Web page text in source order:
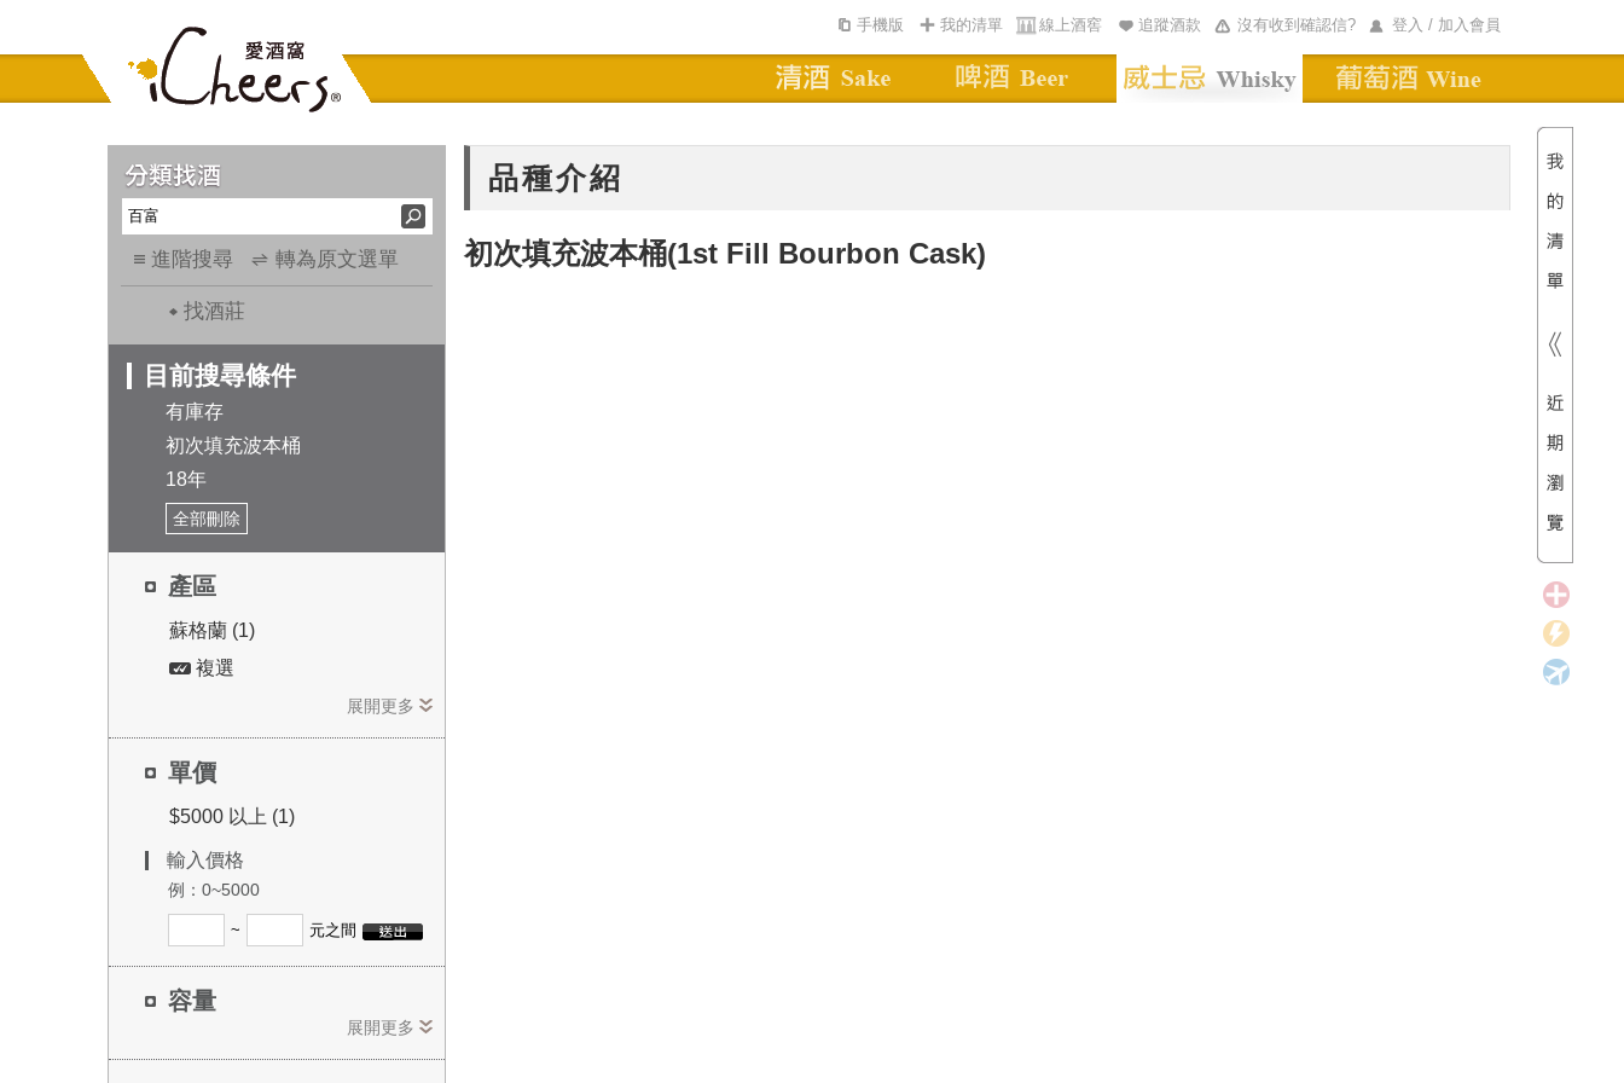
登入 / 加入會員
沒有收到確認信?
追蹤酒款
線上酒窖
我的清單
手機版
進階搜尋 轉為原文選單
找酒莊
目前搜尋條件
有庫存
初次填充波本桶
18年
全部刪除
產區
蘇格蘭 (1)
複選
展開更多
單價
$5000 以上 (1)
輸入價格
例：0~5000
~ 元之間
容量
展開更多
品種介紹
初次填充波本桶(1st Fill Bourbon Cask)